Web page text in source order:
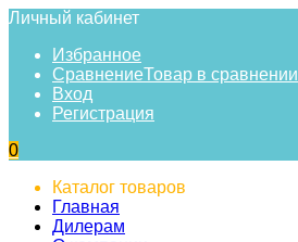
Личный кабинет
Избранное
СравнениеТовар в сравнении
Вход
Регистрация
0
Каталог товаров
Главная
Дилерам